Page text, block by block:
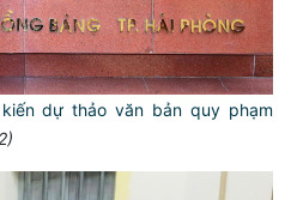
dự thảo văn bản quy phạm